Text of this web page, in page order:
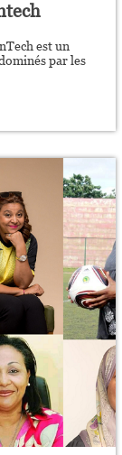
est un
par les